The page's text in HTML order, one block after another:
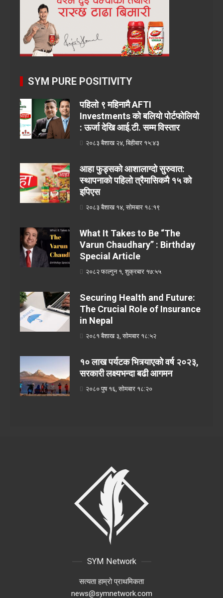
SYM PURE POSITIVITY
पहिलो ९ महिनामै AFTI
Investments को बलियो पोर्टफोलियो
: ऊर्जा देखि आई.टी. सम्म विस्तार
२०८३ बैशाख २४, बिहीबार १५:४३
आहा फुड्सको आशालाग्दो सुरुवात:
स्थापनाको पहिलो त्रैमासिकमै १५ को
इपिएस
२०८३ बैशाख १४, सोमबार १८:१९
What It Takes to Be “The
Varun Chaudhary” : Birthday
Special Article
२०८२ फाल्गुन १, शुक्रबार १७:५५
Securing Health and Future:
The Crucial Role of Insurance
in Nepal
२०८१ बैशाख ३, सोमबार १८:५२
१० लाख पर्यटक भित्र्याएको वर्ष २०२३,
सरकारी लक्ष्यभन्दा बढी आगमन
२०८० पुष १६, सोमबार १८:२०
SYM Network
सत्यता हाम्रो प्राथमिकता
news@symnetwork.com